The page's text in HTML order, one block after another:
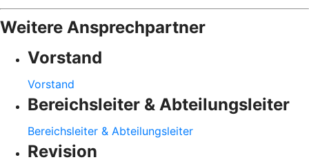
Weitere Ansprechpartner
Vorstand
Vorstand
Bereichsleiter & Abteilungsleiter
Bereichsleiter & Abteilungsleiter
Revision